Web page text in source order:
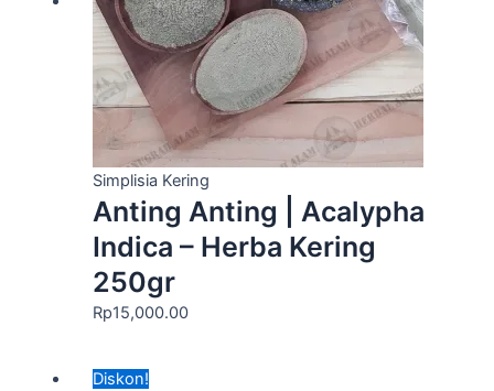
Simplisia Kering
Anting Anting | Acalypha
Indica – Herba Kering
250gr
Rp15,000.00
Diskon!